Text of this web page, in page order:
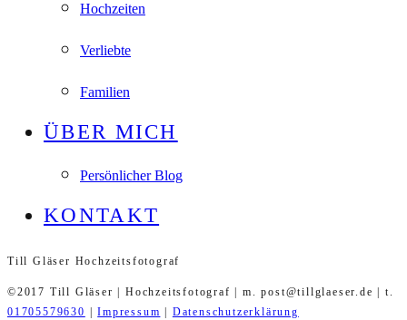
Hochzeiten
Verliebte
Familien
ÜBER MICH
Persönlicher Blog
KONTAKT
Till Gläser Hochzeitsfotograf
©2017 Till Gläser | Hochzeitsfotograf | m. post@tillglaeser.de | t.
01705579630
|Impressum Datenschutzerklärung